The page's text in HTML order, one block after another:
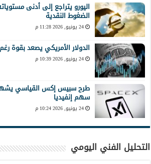
اليورو يتراجع إلى أدنى
الضغوط النقدية
24 يونيو, 2026 11:28 م
الدولار الأمريكي يصعد بقوة
24 يونيو, 2026 10:39 م
طرح سبيس إكس القياسي
سهم إنفيديا
24 يونيو, 2026 10:24 م
التحليل الفني اليومي